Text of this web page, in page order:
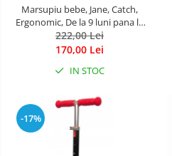
Marsupiu bebe, Jane, Catch,
Ergonomic, De la 9 luni pana la
22 Kg, Botanic
222,00 Lei
170,00 Lei
IN STOC
-17%